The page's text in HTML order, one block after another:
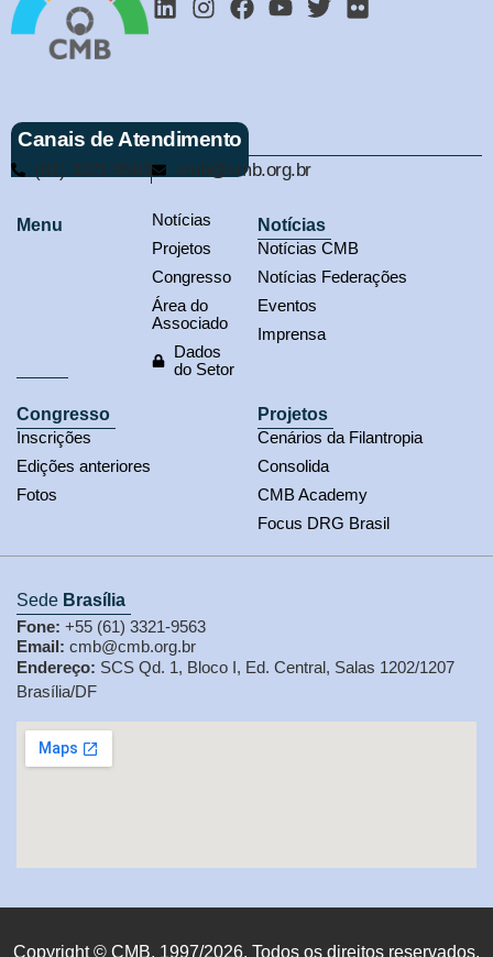
Canais de Atendimento
(61) 3321-9563 cmb@cmb.org.br
Menu
Notícias
Projetos
Congresso
Área do
Associado
Dados
do Setor
Notícias
Notícias CMB
Notícias Federações
Eventos
Imprensa
Congresso
Inscrições
Edições anteriores
Fotos
Projetos
Cenários da Filantropia
Consolida
CMB Academy
Focus DRG Brasil
Sede Brasília
Fone: +55 (61) 3321-9563
Email: cmb@cmb.org.br
Endereço: SCS Qd. 1, Bloco I, Ed. Central, Salas 1202/1207
Brasília/DF
Copyright © CMB, 1997/2026. Todos os direitos reservados.